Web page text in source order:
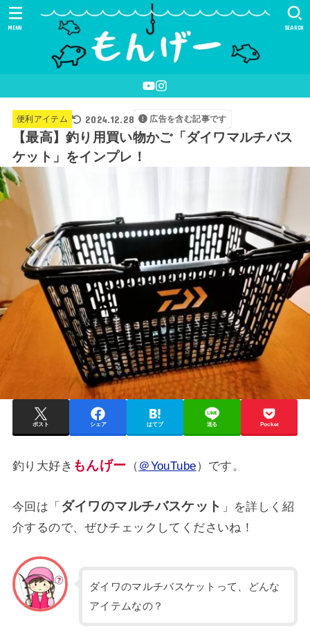
SEARCH
MENU
便利アイテム 2024.12.28 広告を含む記事です
【最高】釣り用買い物かご「ダイワマルチバス
ケット」をインプレ！
ポスト シェア はてブ 送る Pocket
釣り大好き もんげー （ ＠YouTube）です。
今回は「 ダイワのマルチバスケット 」を詳しく紹
介するので、ぜひチェックしてくださいね！
ダイワのマルチバスケットって、どんな
アイテムなの？